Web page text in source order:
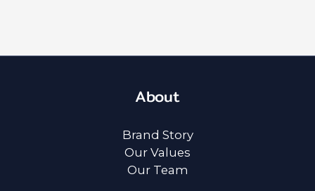
About
Brand Story
Our Values
Our Team